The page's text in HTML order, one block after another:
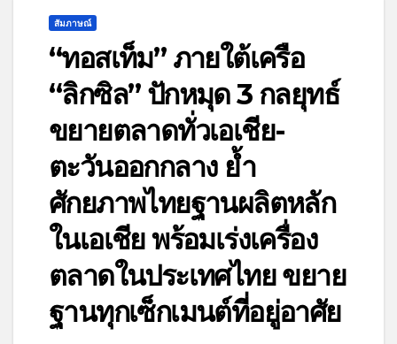
สัมภาษณ์
“ทอสเท็ม” ภายใต้เครือ
“ลิกซิล” ปักหมุด 3 กลยุทธ์
ขยายตลาดทั่วเอเชีย-
ตะวันออกกลาง ย้ำ
ศักยภาพไทยฐานผลิตหลัก
ในเอเชีย พร้อมเร่งเครื่อง
ตลาดในประเทศไทย ขยาย
ฐานทุกเซ็กเมนต์ที่อยู่อาศัย